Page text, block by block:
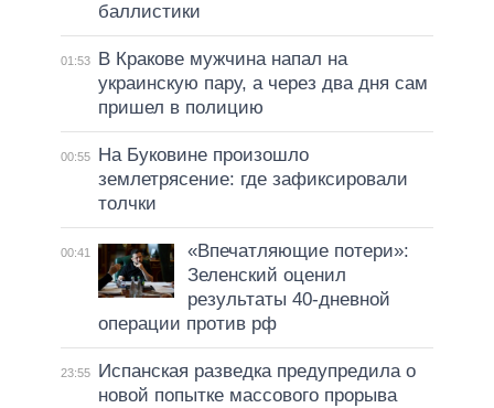
баллистики
01:53
В Кракове мужчина напал на
украинскую пару, а через два дня сам
пришел в полицию
00:55
На Буковине произошло
землетрясение: где зафиксировали
толчки
00:41
«Впечатляющие потери»:
Зеленский оценил
результаты 40-дневной
операции против рф
23:55
Испанская разведка предупредила о
новой попытке массового прорыва